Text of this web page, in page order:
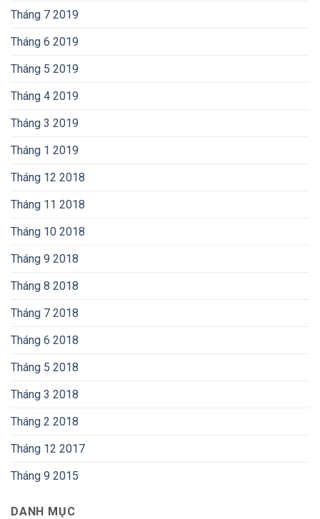
Tháng 7 2019
Tháng 6 2019
Tháng 5 2019
Tháng 4 2019
Tháng 3 2019
Tháng 1 2019
Tháng 12 2018
Tháng 11 2018
Tháng 10 2018
Tháng 9 2018
Tháng 8 2018
Tháng 7 2018
Tháng 6 2018
Tháng 5 2018
Tháng 3 2018
Tháng 2 2018
Tháng 12 2017
Tháng 9 2015
DANH MỤC